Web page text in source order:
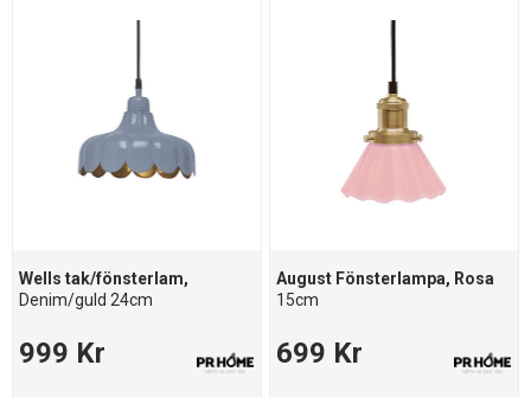
Wells tak/fönsterlam,
Denim/guld 24cm
999 Kr
August Fönsterlampa, Rosa
15cm
699 Kr